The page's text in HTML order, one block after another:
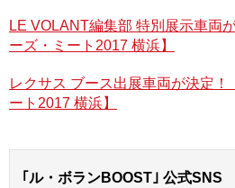
レクサス・インターナショナルの
「初代LSは高級車の新たな基準と
求めるインドのお客様に、想像を
LE VOLANT編集部 特別展示車両
ーズ・ミート2017 横浜】
レクサス ブース出展車両が決定！
ート2017 横浜】
｢ル・ボランBOOST｣ 公式SNS